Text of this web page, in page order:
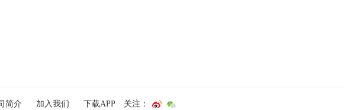
简介 加入我们 下载APP 关注：